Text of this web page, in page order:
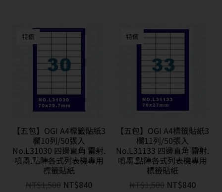
特價
【五包】OGI A4標籤貼紙3
欄10列/50張入
No.L31030 四邊直角 雷射.
噴墨.點陣各式列表機專用
標籤貼紙
NT$1,500 NT$840
特價
【五包】OGI A4標籤貼紙3
欄11列/50張入
No.L31133 四邊直角 雷射.
噴墨.點陣各式列表機專用
標籤貼紙
NT$1,500 NT$840